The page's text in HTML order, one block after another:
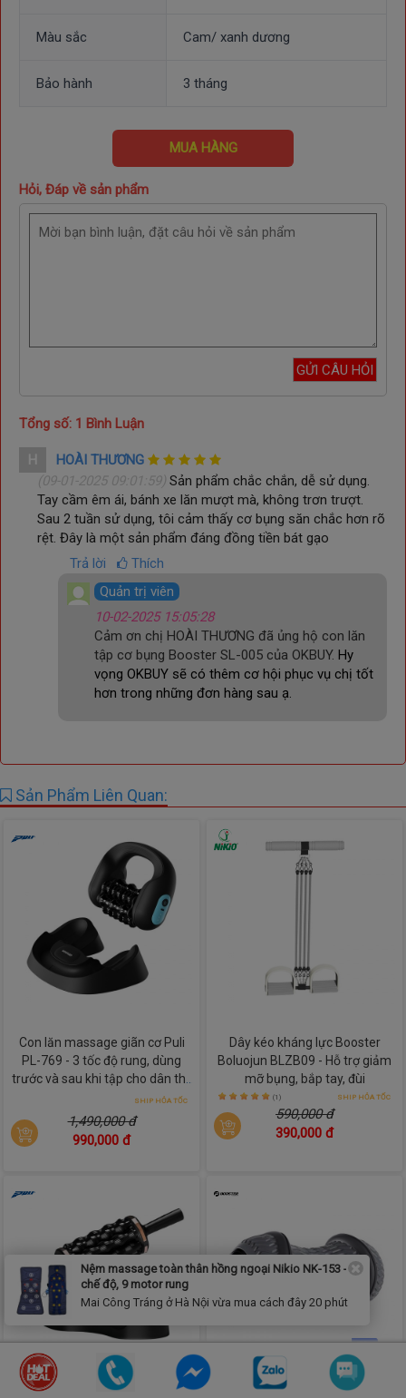
Màu sắc Cam/ xanh dương
Bảo hành 3 tháng
MUA HÀNG
Hỏi, Đáp về sản phẩm
Tổng số: 1 Bình Luận
H
HOÀI THƯƠNG
(09-01-2025 09:01:59) Sản phẩm chắc chắn, dễ sử dụng.
Tay cầm êm ái, bánh xe lăn mượt mà, không trơn trượt.
Sau 2 tuần sử dụng, tôi cảm thấy cơ bụng săn chắc hơn rõ
rệt. Đây là một sản phẩm đáng đồng tiền bát gạo
Trả lời
Thích
Quản trị viên
10-02-2025 15:05:28
Cảm ơn chị HOÀI THƯƠNG đã ủng hộ con lăn
tập cơ bụng Booster SL-005 của OKBUY. Hy
vọng OKBUY sẽ có thêm cơ hội phục vụ chị tốt
hơn trong những đơn hàng sau ạ.
Sản Phẩm Liên Quan:
Con lăn massage giãn cơ Puli
PL-769 - 3 tốc độ rung, dùng
trước và sau khi tập cho dân thể
SHIP HỎA TỐC
1,490,000 đ
990,000 đ
Dây kéo kháng lực Booster
Boluojun BLZB09 - Hỗ trợ giảm
mỡ bụng, bắp tay, đùi
(1) SHIP HỎA TỐC
590,000 đ
390,000 đ
Nệm massage toàn thân hồng ngoại Nikio NK-153 - 9
chế độ, 9 motor rung
Mai Công Tráng ở Hà Nội vừa mua cách đây 20 phút